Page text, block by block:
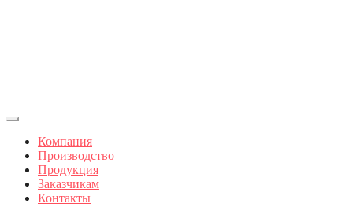
Компания
Производство
Продукция
Заказчикам
Контакты